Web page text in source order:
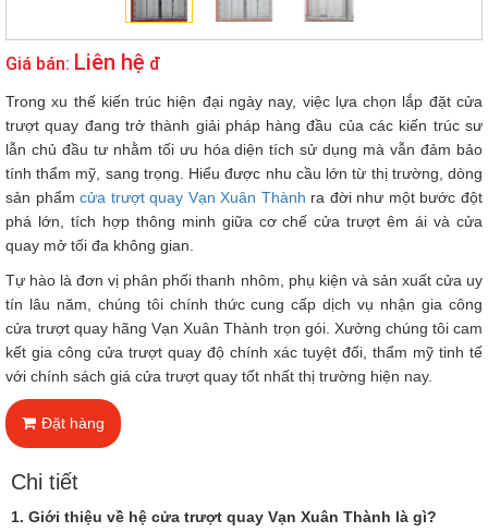
Giá bán: Liên hệ đ
Trong xu thế kiến trúc hiện đại ngày nay, việc lựa chọn lắp đặt cửa
trượt quay đang trở thành giải pháp hàng đầu của các kiến trúc sư
lẫn chủ đầu tư nhằm tối ưu hóa diện tích sử dụng mà vẫn đảm bảo
tính thẩm mỹ, sang trọng. Hiểu được nhu cầu lớn từ thị trường, dòng
sản phẩmcửa trượt quay Vạn Xuân Thành ra đời như một bước đột
phá lớn, tích hợp thông minh giữa cơ chế cửa trượt êm ái và cửa
quay mở tối đa không gian.
Tự hào là đơn vị phân phối thanh nhôm, phụ kiện và sản xuất cửa uy
tín lâu năm, chúng tôi chính thức cung cấp dịch vụ nhận gia công
cửa trượt quay hãng Vạn Xuân Thành trọn gói. Xưởng chúng tôi cam
kết gia công cửa trượt quay độ chính xác tuyệt đối, thẩm mỹ tinh tế
với chính sách giá cửa trượt quay tốt nhất thị trường hiện nay.
Đặt hàng
Chi tiết
1. Giới thiệu về hệ cửa trượt quay Vạn Xuân Thành là gì?